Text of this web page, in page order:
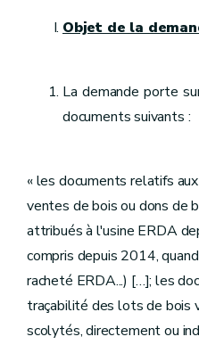
Objet de la
La demande porte
documents suivants :
« les documents relatifs
ventes de bois ou dons de
attribués à l'usine ERDA
compris depuis 2014,
racheté ERDA...) […]; les
traçabilité des lots de bois
scolytés, directement ou